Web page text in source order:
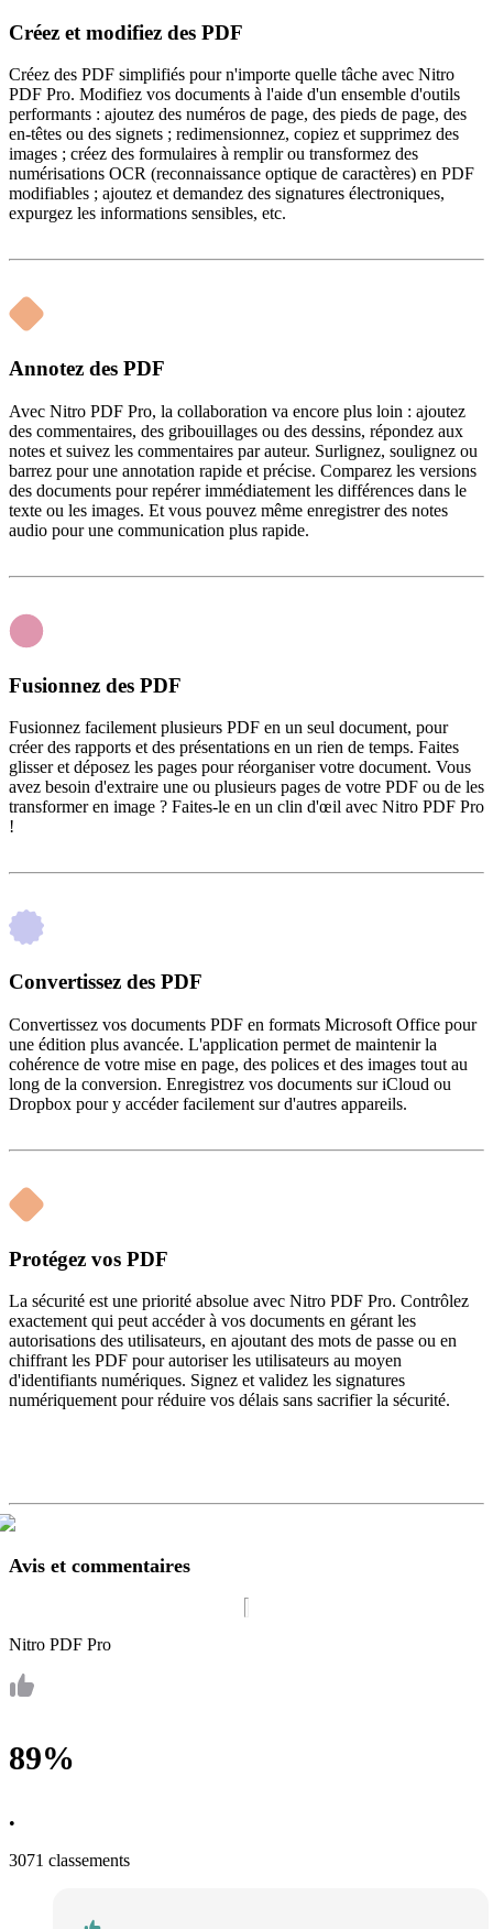
Créez et modifiez des PDF
Créez des PDF simplifiés pour n'importe quelle tâche avec Nitro
PDF Pro. Modifiez vos documents à l'aide d'un ensemble d'outils
performants : ajoutez des numéros de page, des pieds de page, des
en-têtes ou des signets ; redimensionnez, copiez et supprimez des
images ; créez des formulaires à remplir ou transformez des
numérisations OCR (reconnaissance optique de caractères) en PDF
modifiables ; ajoutez et demandez des signatures électroniques,
expurgez les informations sensibles, etc.
Annotez des PDF
Avec Nitro PDF Pro, la collaboration va encore plus loin : ajoutez
des commentaires, des gribouillages ou des dessins, répondez aux
notes et suivez les commentaires par auteur. Surlignez, soulignez ou
barrez pour une annotation rapide et précise. Comparez les versions
des documents pour repérer immédiatement les différences dans le
texte ou les images. Et vous pouvez même enregistrer des notes
audio pour une communication plus rapide.
Fusionnez des PDF
Fusionnez facilement plusieurs PDF en un seul document, pour
créer des rapports et des présentations en un rien de temps. Faites
glisser et déposez les pages pour réorganiser votre document. Vous
avez besoin d'extraire une ou plusieurs pages de votre PDF ou de les
transformer en image ? Faites-le en un clin d'œil avec Nitro PDF Pro
!
Convertissez des PDF
Convertissez vos documents PDF en formats Microsoft Office pour
une édition plus avancée. L'application permet de maintenir la
cohérence de votre mise en page, des polices et des images tout au
long de la conversion. Enregistrez vos documents sur iCloud ou
Dropbox pour y accéder facilement sur d'autres appareils.
Protégez vos PDF
La sécurité est une priorité absolue avec Nitro PDF Pro. Contrôlez
exactement qui peut accéder à vos documents en gérant les
autorisations des utilisateurs, en ajoutant des mots de passe ou en
chiffrant les PDF pour autoriser les utilisateurs au moyen
d'identifiants numériques. Signez et validez les signatures
numériquement pour réduire vos délais sans sacrifier la sécurité.
Avis et commentaires
Nitro PDF Pro
89%
•
3071 classements